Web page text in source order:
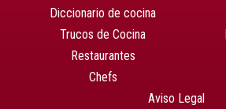
Diccionario de cocina
Trucos de Cocina
Restaurantes
Chefs
Aviso Legal